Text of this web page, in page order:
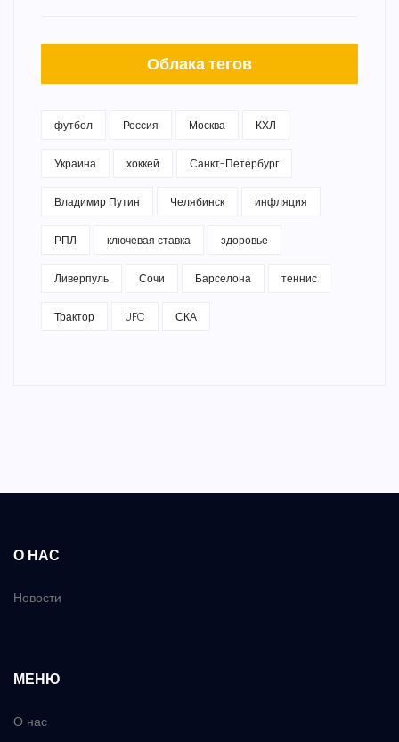
Облака тегов
футбол Россия Москва КХЛ
Украина хоккей Санкт-Петербург
Владимир Путин Челябинск инфляция
РПЛ ключевая ставка здоровье
Ливерпуль Сочи Барселона теннис
Трактор UFC СКА
О НАС
Новости
МЕНЮ
О нас